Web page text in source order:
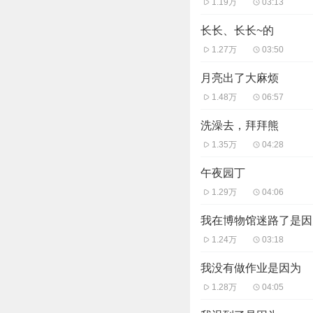
1.19万 03:13
长长、长长~的
1.27万 03:50
月亮出了大麻烦
1.48万 06:57
洗澡去，拜拜熊
1.35万 04:28
午夜园丁
1.29万 04:06
我在博物馆迷路了是
1.24万 03:18
我没有做作业是因为
1.28万 04:05